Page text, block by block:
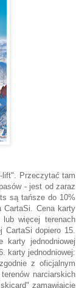
lift". Przeczytać tam
- jest od zaraz
są tańsze do 10%
CartaSi. Cena karty
więcej terenach
CartaSi dopiero 15.
jednodniowej
karty jednodniowej:
z oficjalnym
narciarskich
zamawiajcie